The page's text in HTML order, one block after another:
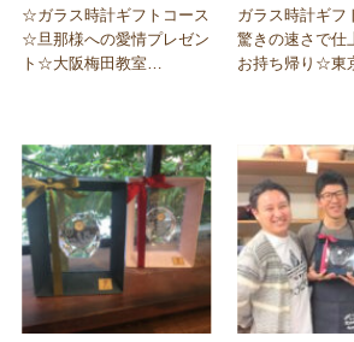
☆ガラス時計ギフトコース
☆旦那様への愛情プレゼン
ト☆大阪梅田教室
ガラス時計ギ
驚きの速さで仕
お持ち帰り☆東